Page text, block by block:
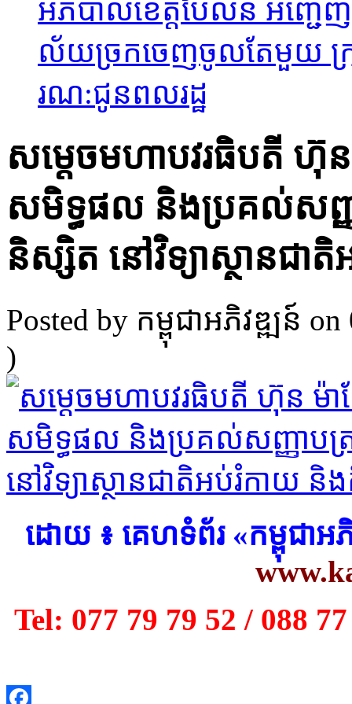
អភិបាល​ខេត្តប៉ៃ​លិន អញ្ជើ
ល័យច្រក​ចេញចូលតែមួយ ក្រុ
រណ:ជូនព​លរដ្ឋ
សម្ដេចមហាបវរធិបតី ហ៊ុ
សមិទ្ធផល និងប្រគល់សញ្
និស្សិត នៅវិទ្យាស្ថានជា
Posted by កម្ពុជាអភិវឌ្ឍន៍ on
)
ដោយ ៖ គេហទំព័រ «កម្ពុជាអ
Tel: 077 79 79 52 / 088